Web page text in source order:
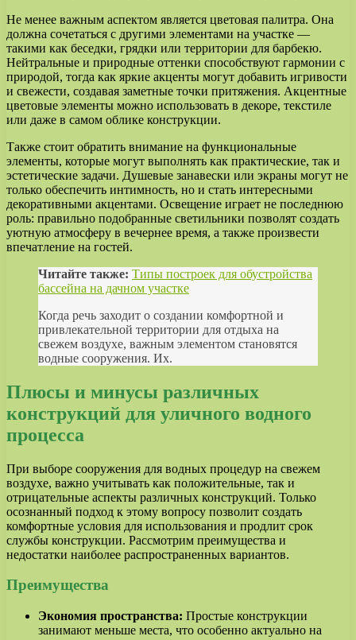
Не менее важным аспектом является цветовая палитра. Она
должна сочетаться с другими элементами на участке —
такими как беседки, грядки или территории для барбекю.
Нейтральные и природные оттенки способствуют гармонии с
природой, тогда как яркие акценты могут добавить игривости
и свежести, создавая заметные точки притяжения. Акцентные
цветовые элементы можно использовать в декоре, текстиле
или даже в самом облике конструкции.
Также стоит обратить внимание на функциональные
элементы, которые могут выполнять как практические, так и
эстетические задачи. Душевые занавески или экраны могут не
только обеспечить интимность, но и стать интересными
декоративными акцентами. Освещение играет не последнюю
роль: правильно подобранные светильники позволят создать
уютную атмосферу в вечернее время, а также произвести
впечатление на гостей.
Читайте также: Типы построек для обустройства
бассейна на дачном участке
Когда речь заходит о создании комфортной и
привлекательной территории для отдыха на
свежем воздухе, важным элементом становятся
водные сооружения. Их.
Плюсы и минусы различных
конструкций для уличного водного
процесса
При выборе сооружения для водных процедур на свежем
воздухе, важно учитывать как положительные, так и
отрицательные аспекты различных конструкций. Только
осознанный подход к этому вопросу позволит создать
комфортные условия для использования и продлит срок
службы конструкции. Рассмотрим преимущества и
недостатки наиболее распространенных вариантов.
Преимущества
Экономия пространства: Простые конструкции
занимают меньше места, что особенно актуально на